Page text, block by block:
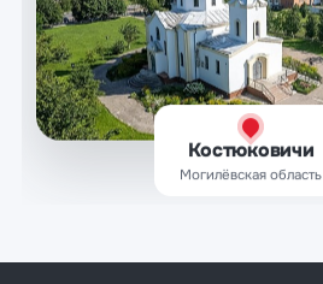
Костюковичи
Могилёвская область